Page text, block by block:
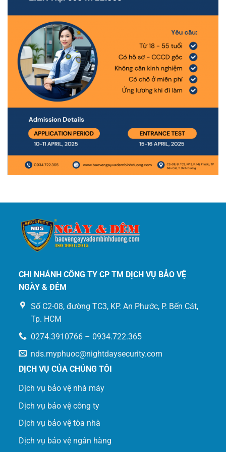
CHI NHÁNH CÔNG TY CP TM DỊCH VỤ BẢO VỆ
NGÀY & ĐÊM
Số C2-08, đường TC3, KP. An Phước, P. Bến Cát,
Tp. HCM
0274.3910766 – 0934.722.365
nds.myphuoc@nightdaysecurity.com
DỊCH VỤ CỦA CHÚNG TÔI
Dịch vụ bảo vệ nhà máy
Dịch vụ bảo vệ công ty
Dịch vụ bảo vệ tòa nhà
Dịch vụ bảo vệ ngân hàng